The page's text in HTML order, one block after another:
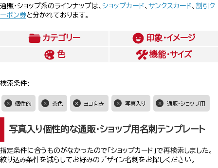
通販・ショップ系のラインナップは、 ショップカード、 サンクスカード、 割引ク
ーポン券と分かれております。
カテゴリー
印象・イメージ
色
機能・サイズ
検索条件:
個性的 茶色 ヨコ向き 写真入り 通販・ショップ用
写真入り個性的な通販・ショップ用名刺テンプレート
指定条件に合うものがなかったので「ショップカード」で再検索しました。
絞り込み条件を減らしてお好みのデザイン名刺をお探しください。